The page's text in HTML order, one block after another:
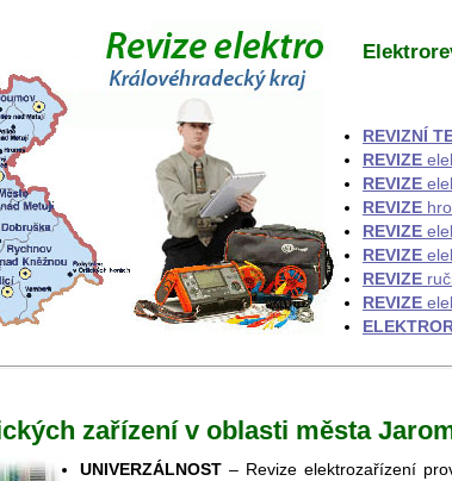
REVIZNÍ
REVIZE
REVIZE
REVIZE
REVIZE
REVIZE
REVIZE
REVIZE
zařízení v oblasti města
UNIVERZÁLNOST – Revize elektrozařízení